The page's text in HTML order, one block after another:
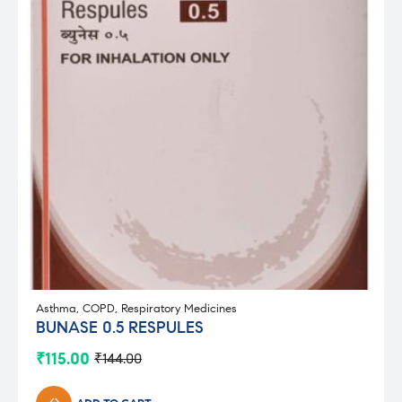
Asthma, COPD, Respiratory Medicines
BUNASE 0.5 RESPULES
₹144.00
Original
was:
₹115.00
Current
is: